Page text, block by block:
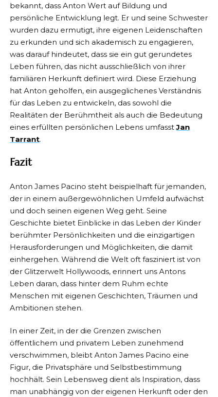
bekannt, dass Anton Wert auf Bildung und
persönliche Entwicklung legt. Er und seine Schwester
wurden dazu ermutigt, ihre eigenen Leidenschaften
zu erkunden und sich akademisch zu engagieren,
was darauf hindeutet, dass sie ein gut gerundetes
Leben führen, das nicht ausschließlich von ihrer
familiären Herkunft definiert wird. Diese Erziehung
hat Anton geholfen, ein ausgeglichenes Verständnis
für das Leben zu entwickeln, das sowohl die
Realitäten der Berühmtheit als auch die Bedeutung
eines erfüllten persönlichen Lebens umfasstJan
Tarrant.
Fazit
Anton James Pacino steht beispielhaft für jemanden,
der in einem außergewöhnlichen Umfeld aufwächst
und doch seinen eigenen Weg geht. Seine
Geschichte bietet Einblicke in das Leben der Kinder
berühmter Persönlichkeiten und die einzigartigen
Herausforderungen und Möglichkeiten, die damit
einhergehen. Während die Welt oft fasziniert ist von
der Glitzerwelt Hollywoods, erinnert uns Antons
Leben daran, dass hinter dem Ruhm echte
Menschen mit eigenen Geschichten, Träumen und
Ambitionen stehen.
In einer Zeit, in der die Grenzen zwischen
öffentlichem und privatem Leben zunehmend
verschwimmen, bleibt Anton James Pacino eine
Figur, die Privatsphäre und Selbstbestimmung
hochhält. Sein Lebensweg dient als Inspiration, dass
man unabhängig von der eigenen Herkunft oder den